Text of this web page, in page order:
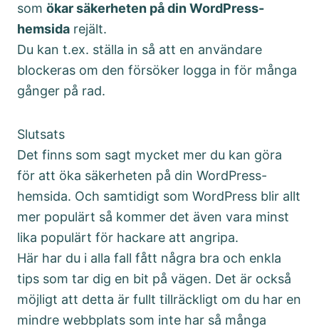
som ökar säkerheten på din WordPress-
hemsida rejält.
Du kan t.ex. ställa in så att en användare
blockeras om den försöker logga in för många
gånger på rad.
Slutsats
Det finns som sagt mycket mer du kan göra
för att öka säkerheten på din WordPress-
hemsida. Och samtidigt som WordPress blir allt
mer populärt så kommer det även vara minst
lika populärt för hackare att angripa.
Här har du i alla fall fått några bra och enkla
tips som tar dig en bit på vägen. Det är också
möjligt att detta är fullt tillräckligt om du har en
mindre webbplats som inte har så många